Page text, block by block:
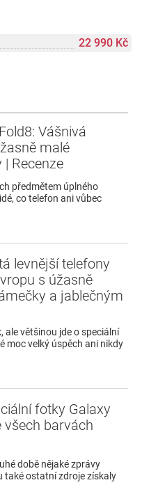
22 990 Kč
Vášnivá
malé
Recenze
předmětem úplného
co telefon ani vůbec
levnější telefony
s úžasně
a jablečným
ale většinou jde o speciální
moc velký úspěch ani nikdy
fotky Galaxy
všech barvách
době nějaké zprávy
také ostatní zdroje získaly